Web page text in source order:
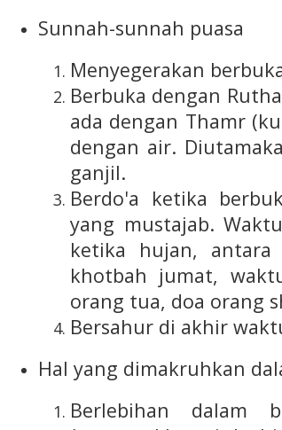
Sunnah-sunnah puasa
Menyegerakan
Berbuka dengan
ada dengan Thamr
dengan air.
ganjil.
Berdo'a ketika
yang mustajab.
ketika hujan, antara
khotbah jumat,
orang tua, doa orang
Bersahur di akhir
Hal yang dimakruhkan
Berlebihan dalam